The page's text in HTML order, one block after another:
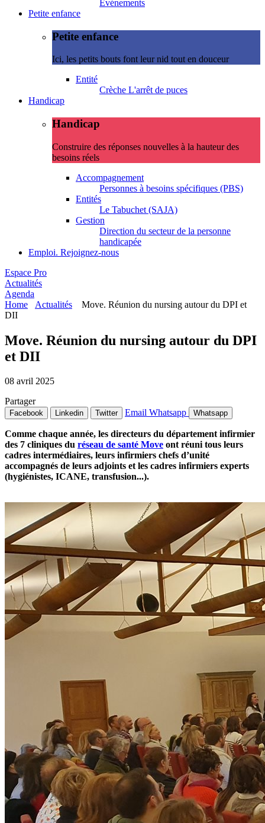
Evénements
Petite enfance
Petite enfance
Ici, les petits bouts font leur nid tout en douceur
Entité
Crèche L'arrêt de puces
Handicap
Handicap
Construire des réponses nouvelles à la hauteur des
besoins réels
Accompagnement
Personnes à besoins spécifiques (PBS)
Entités
Le Tabuchet (SAJA)
Gestion
Direction du secteur de la personne
handicapée
Emploi. Rejoignez-nous
Espace Pro
Actualités
Agenda
Home
Actualités
Move. Réunion du nursing autour du DPI et
DII
Move. Réunion du nursing autour du DPI
et DII
08 avril 2025
Partager
Facebook Linkedin Twitter Email Whatsapp Whatsapp
Comme chaque année, les directeurs du département infirmier
des 7 cliniques du réseau de santé Move ont réuni tous leurs
cadres intermédiaires, leurs infirmiers chefs d’unité
accompagnés de leurs adjoints et les cadres infirmiers experts
(hygiénistes, ICANE, transfusion...).